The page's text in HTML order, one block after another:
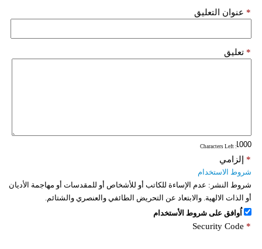
عنوان التعليق *
تعليق *
: Characters Left
إلزامي *
شروط الاستخدام
شروط النشر: عدم الإساءة للكاتب أو للأشخاص أو للمقدسات أو مهاجمة الأديان
أو الذات الالهية. والابتعاد عن التحريض الطائفي والعنصري والشتائم.
اُوافق على شروط الأستخدام
Security Code *